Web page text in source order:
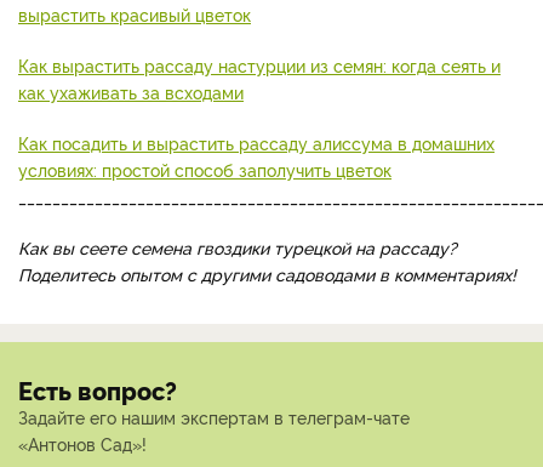
вырастить красивый цветок
Как вырастить рассаду настурции из семян: когда сеять и
как ухаживать за всходами
Как посадить и вырастить рассаду алиссума в домашних
условиях: простой способ заполучить цветок
Как вы сеете семена гвоздики турецкой на рассаду?
Поделитесь опытом с другими садоводами в комментариях!
Есть вопрос?
Задайте его нашим экспертам в телеграм-чате
«Антонов Сад»!